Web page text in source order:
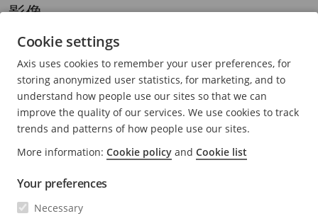
影像
按一下可播放即時影像串流。
按一下可凍結即時影像串流。
按一下可拍取即時影像串流的快照。檔案會儲存在您
電腦上的 [下載] 資料夾中。影像檔案名稱為
[snapshot_YYYY_MM_DD_HH_MM_SS.jpg]。快照的大小
此快照的大小可能會與該設備中設定的實際壓縮設定有所
不同。
Cookie settings
Axis uses cookies to remember your user preferences, for
storing anonymized user statistics, for marketing, and to
understand how people use our sites so that we can
improve the quality of our services. We use cookies to track
trends and patterns of how people use our sites.
More information: Cookie policy and Cookie list
Your preferences
Necessary